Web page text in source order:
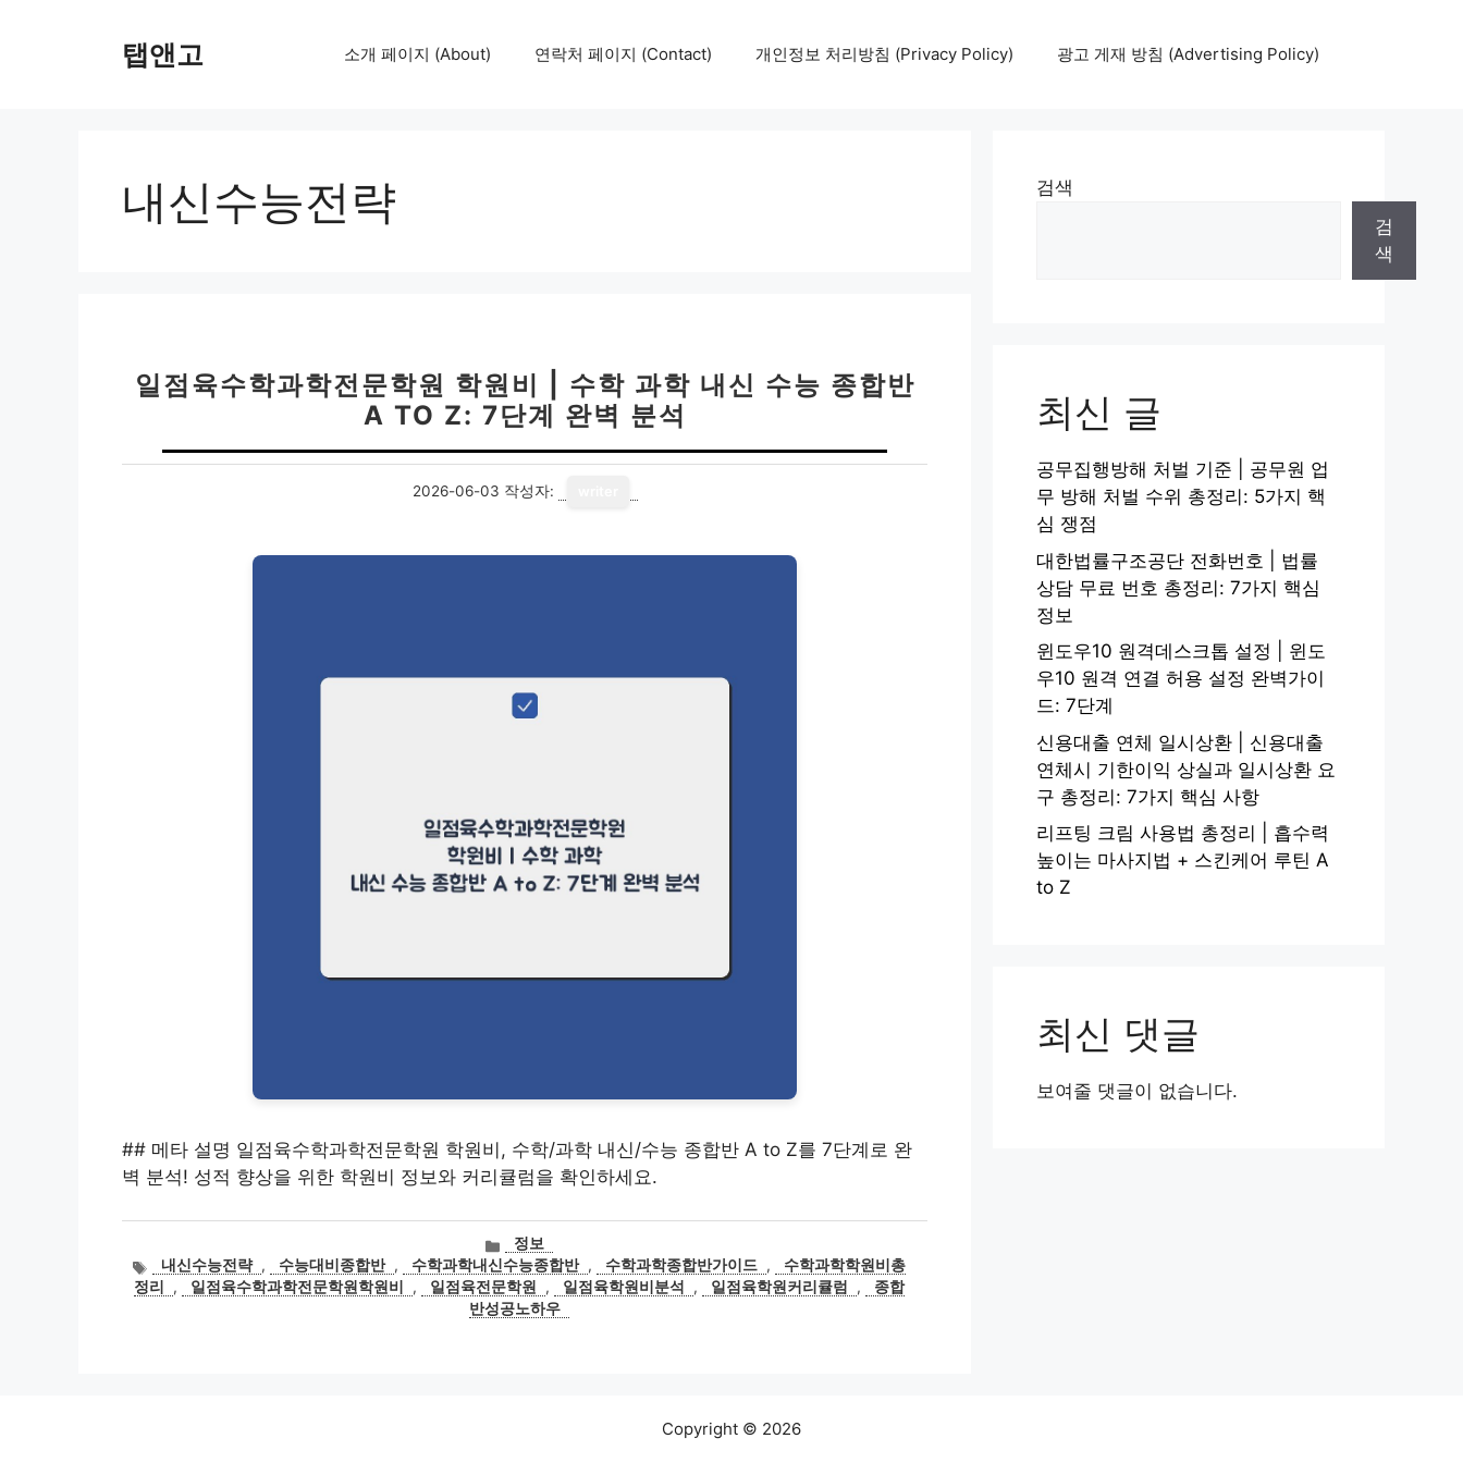
탭앤고 소개 페이지 (About) 연락처 페이지 (Contact) 개인정보 처리방침 (Privacy Policy) 광고 게재 방침 (Advertising Policy)
내신수능전략
일점육수학과학전문학원 학원비 | 수학 과학 내신 수능 종합반
A TO Z: 7단계 완벽 분석
2026-06-03 작성자:
## 메타 설명 일점육수학과학전문학원 학원비, 수학/과학 내신/수능 종합반 A to Z를 7단계로 완
벽 분석! 성적 향상을 위한 학원비 정보와 커리큘럼을 확인하세요.
카
테
고
리
정보
태
그
내신수능전략 , 수능대비종합반 , 수학과학내신수능종합반 , 수학과학종합반가이드 ,
수학과학학원비총
정리
, 일점육수학과학전문학원학원비 , 일점육전문학원 , 일점육학원비분석 , 일점육학원커리큘럼 ,
종합
반성공노하우
검색
검
색
최신 글
공무집행방해 처벌 기준 | 공무원 업
무 방해 처벌 수위 총정리: 5가지 핵
심 쟁점
대한법률구조공단 전화번호 | 법률
상담 무료 번호 총정리: 7가지 핵심
정보
윈도우10 원격데스크톱 설정 | 윈도
우10 원격 연결 허용 설정 완벽가이
드: 7단계
신용대출 연체 일시상환 | 신용대출
연체시 기한이익 상실과 일시상환 요
구 총정리: 7가지 핵심 사항
리프팅 크림 사용법 총정리 | 흡수력
높이는 마사지법 + 스킨케어 루틴 A
to Z
최신 댓글
보여줄 댓글이 없습니다.
Copyright © 2026